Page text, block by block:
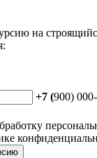
на
+7 (900)